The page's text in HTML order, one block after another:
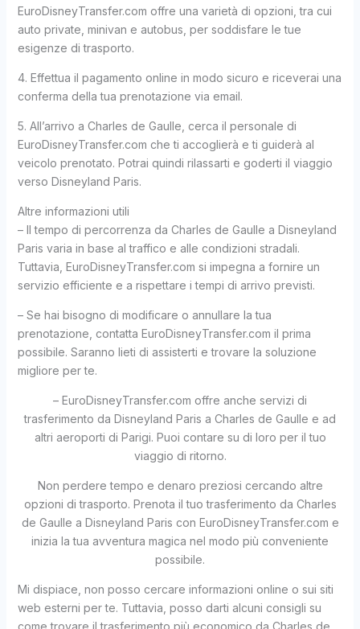
EuroDisneyTransfer.com offre una varietà di opzioni, tra cui
auto private, minivan e autobus, per soddisfare le tue
esigenze di trasporto.
4. Effettua il pagamento online in modo sicuro e riceverai una
conferma della tua prenotazione via email.
5. All’arrivo a Charles de Gaulle, cerca il personale di
EuroDisneyTransfer.com che ti accoglierà e ti guiderà al
veicolo prenotato. Potrai quindi rilassarti e goderti il viaggio
verso Disneyland Paris.
Altre informazioni utili
– Il tempo di percorrenza da Charles de Gaulle a Disneyland
Paris varia in base al traffico e alle condizioni stradali.
Tuttavia, EuroDisneyTransfer.com si impegna a fornire un
servizio efficiente e a rispettare i tempi di arrivo previsti.
– Se hai bisogno di modificare o annullare la tua
prenotazione, contatta EuroDisneyTransfer.com il prima
possibile. Saranno lieti di assisterti e trovare la soluzione
migliore per te.
– EuroDisneyTransfer.com offre anche servizi di
trasferimento da Disneyland Paris a Charles de Gaulle e ad
altri aeroporti di Parigi. Puoi contare su di loro per il tuo
viaggio di ritorno.
Non perdere tempo e denaro preziosi cercando altre
opzioni di trasporto. Prenota il tuo trasferimento da Charles
de Gaulle a Disneyland Paris con EuroDisneyTransfer.com e
inizia la tua avventura magica nel modo più conveniente
possibile.
Mi dispiace, non posso cercare informazioni online o sui siti
web esterni per te. Tuttavia, posso darti alcuni consigli su
come trovare il trasferimento più economico da Charles de